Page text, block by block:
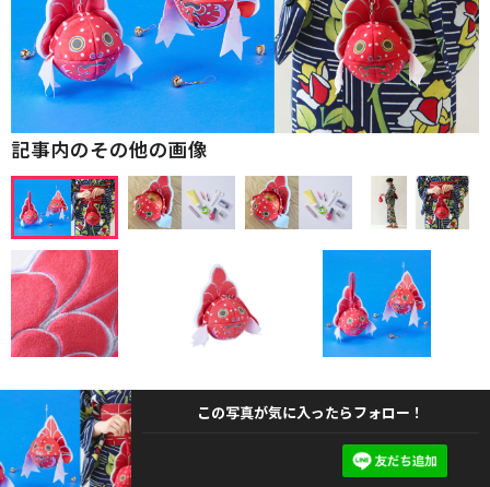
記事内のその他の画像
この写真が気に入ったらフォロー！